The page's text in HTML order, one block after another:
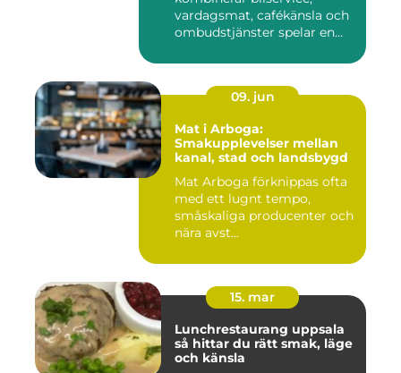
vardagsmat, cafékänsla och
ombudstjänster spelar en
09. jun
Mat i Arboga:
Smakupplevelser mellan
kanal, stad och landsbygd
Mat Arboga förknippas ofta
med ett lugnt tempo,
småskaliga producenter och
nära avst...
15. mar
Lunchrestaurang uppsala
så hittar du rätt smak, läge
och känsla